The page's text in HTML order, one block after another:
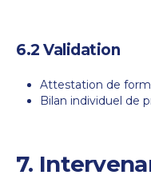
6.2 Validation
Attestation de
Bilan individuel de
7.